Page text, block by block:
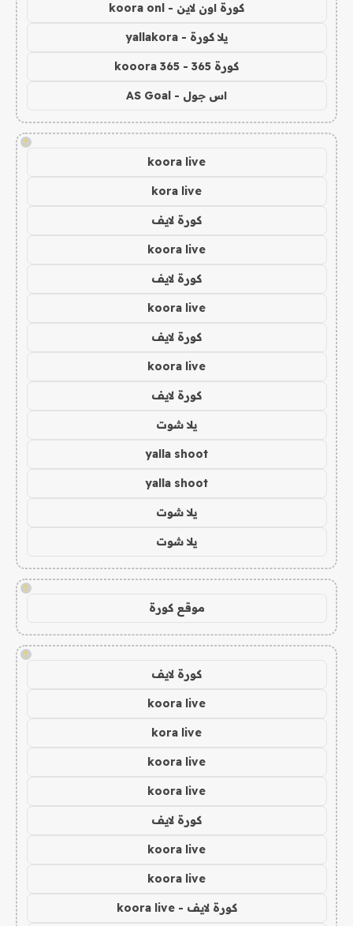
كورة اون لاين - koora onl
يلا كورة - yallakora
كورة 365 - kooora 365
اس جول - AS Goal
!
koora live
kora live
كورة لايف
koora live
كورة لايف
koora live
كورة لايف
koora live
كورة لايف
يلا شوت
yalla shoot
yalla shoot
يلا شوت
يلا شوت
!
موقع كورة
!
كورة لايف
koora live
kora live
koora live
koora live
كورة لايف
koora live
koora live
كورة لايف - koora live